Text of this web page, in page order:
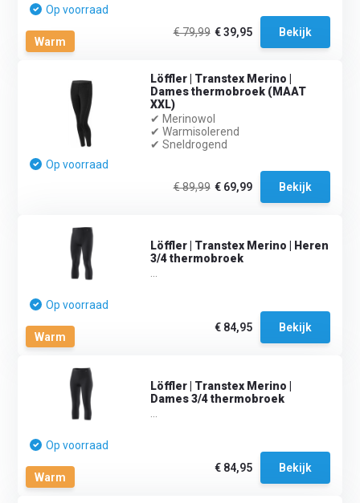
Warm
Op voorraad
€ 79,99 € 39,95 Bekijk
Löffler | Transtex Merino |
Dames thermobroek (MAAT
XXL)
✔ Merinowol
✔ Warmisolerend
✔ Sneldrogend
Op voorraad
€ 89,99 € 69,99 Bekijk
Warm
Löffler | Transtex Merino | Heren
3/4 thermobroek
Op voorraad
€ 84,95
Bekijk
Warm
Löffler | Transtex Merino |
Dames 3/4 thermobroek
Op voorraad
€ 84,95
Bekijk